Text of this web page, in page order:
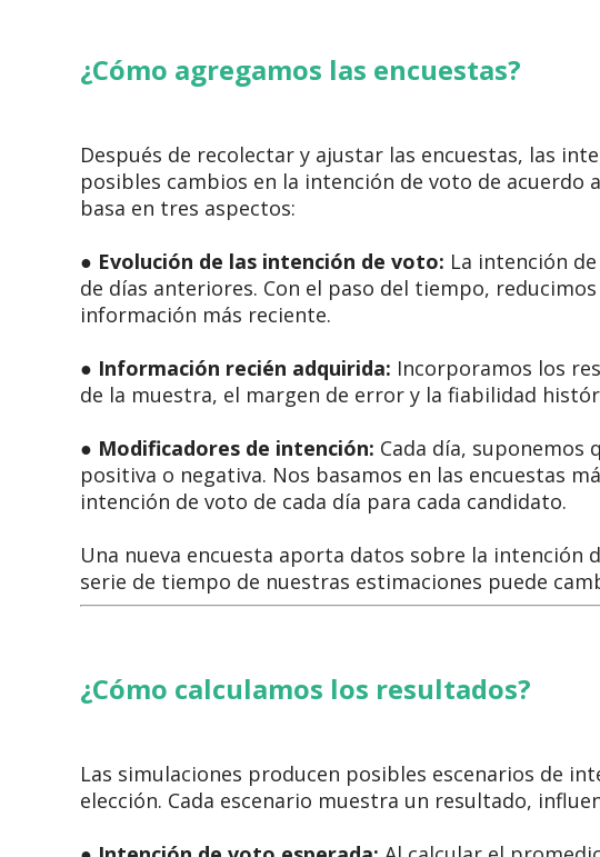
¿Cómo agregamos las encuestas?
Después de recolectar y ajustar las encuestas, las
posibles cambios en la intención de voto de acuerdo
basa en tres aspectos:
● Evolución de las intención de voto: La intención
de días anteriores. Con el paso del tiempo,
información más reciente.
● Información recién adquirida: Incorporamos los
de la muestra, el margen de error y la fiabilidad
● Modificadores de intención: Cada día, suponemos
positiva o negativa. Nos basamos en las encuestas
intención de voto de cada día para cada candidato.
Una nueva encuesta aporta datos sobre la intención
serie de tiempo de nuestras estimaciones puede
¿Cómo calculamos los resultados?
Las simulaciones producen posibles escenarios de
elección. Cada escenario muestra un resultado,